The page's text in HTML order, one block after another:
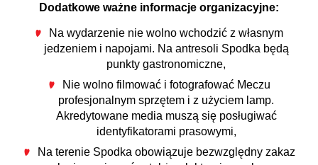
Dodatkowe ważne informacje organizacyjne:
Na wydarzenie nie wolno wchodzić z własnym
jedzeniem i napojami. Na antresoli Spodka będą
punkty gastronomiczne,
Nie wolno filmować i fotografować Meczu
profesjonalnym sprzętem i z użyciem lamp.
Akredytowane media muszą się posługiwać
identyfikatorami prasowymi,
Na terenie Spodka obowiązuje bezwzględny zakaz